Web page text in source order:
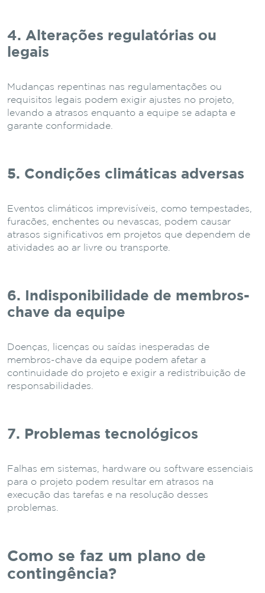
4. Alterações regulatórias ou
legais
Mudanças repentinas nas regulamentações ou
requisitos legais podem exigir ajustes no projeto,
levando a atrasos enquanto a equipe se adapta e
garante conformidade.
5. Condições climáticas adversas
Eventos climáticos imprevisíveis, como tempestades,
furacões, enchentes ou nevascas, podem causar
atrasos significativos em projetos que dependem de
atividades ao ar livre ou transporte.
6. Indisponibilidade de membros-
chave da equipe
Doenças, licenças ou saídas inesperadas de
membros-chave da equipe podem afetar a
continuidade do projeto e exigir a redistribuição de
responsabilidades.
7. Problemas tecnológicos
Falhas em sistemas, hardware ou software essenciais
para o projeto podem resultar em atrasos na
execução das tarefas e na resolução desses
problemas.
Como se faz um plano de
contingência?